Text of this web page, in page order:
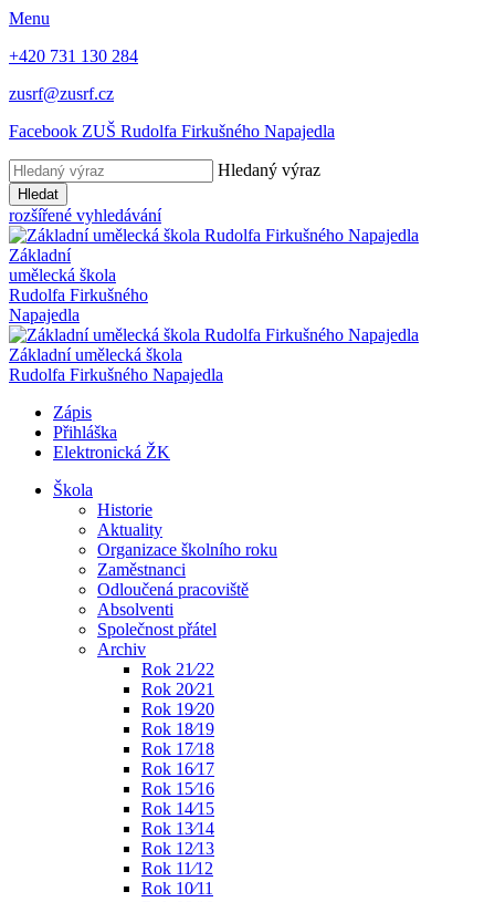
Menu
+420 731 130 284
zusrf@zusrf.cz
Facebook ZUŠ Rudolfa Firkušného Napajedla
Hledaný výraz
Hledat
rozšířené vyhledávání
Základní
umělecká škola
Rudolfa Firkušného
Napajedla
Základní umělecká škola
Rudolfa Firkušného Napajedla
Zápis
Přihláška
Elektronická ŽK
Škola
Historie
Aktuality
Organizace školního roku
Zaměstnanci
Odloučená pracoviště
Absolventi
Společnost přátel
Archiv
Rok 21⁄22
Rok 20⁄21
Rok 19⁄20
Rok 18⁄19
Rok 17⁄18
Rok 16⁄17
Rok 15⁄16
Rok 14⁄15
Rok 13⁄14
Rok 12⁄13
Rok 11⁄12
Rok 10⁄11